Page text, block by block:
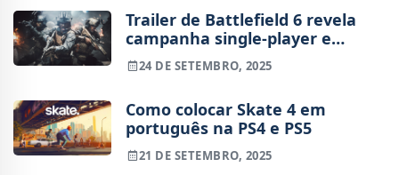
Trailer de Battlefield 6 revela
campanha single-player e
personagens
24 DE SETEMBRO, 2025
Como colocar Skate 4 em
português na PS4 e PS5
21 DE SETEMBRO, 2025